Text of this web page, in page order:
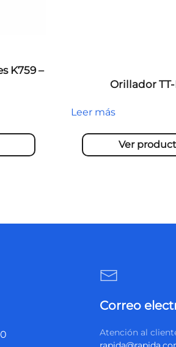
K759 –
Orillador
Leer más
Ver
Correo
Atención al